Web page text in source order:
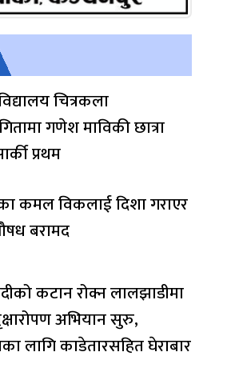
चित्रकला
गणेश माविकी छात्रा
प्रथम
कमल विकलाई दिशा गराएर
बरामद
कटान रोक्न लालझाडीमा
अभियान सुरु,
लागि काडेतारसहित घेराबार